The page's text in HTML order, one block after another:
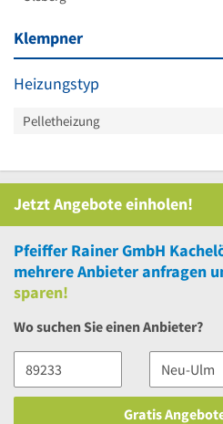
Klempner
Heizungstyp
Pelletheizung
Jetzt Angebote einholen!
Pfeiffer Rainer GmbH
mehrereAnbieter anfragen
sparen!
Wo suchen Sie einen Anbieter?
Gratis